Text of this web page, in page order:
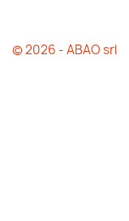
© 2026 - ABAO srl